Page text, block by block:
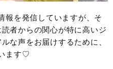
報を発信していますが、そ
者からの関心が特に高いジ
な声をお届けするために、
ます♡